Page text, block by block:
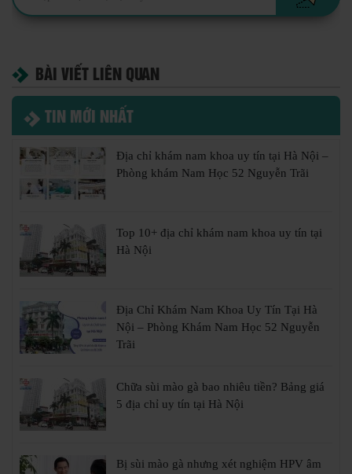
BÀI VIẾT LIÊN QUAN
TIN MỚI NHẤT
Địa chỉ khám nam khoa uy tín tại Hà Nội –
Phòng khám Nam Học 52 Nguyễn Trãi
Top 10+ địa chỉ khám nam khoa uy tín tại
Hà Nội
Địa Chỉ Khám Nam Khoa Uy Tín Tại Hà
Nội – Phòng Khám Nam Học 52 Nguyễn
Trãi
Chữa sùi mào gà bao nhiêu tiền? Bảng giá
5 địa chỉ uy tín tại Hà Nội
Bị sùi mào gà nhưng xét nghiệm HPV âm